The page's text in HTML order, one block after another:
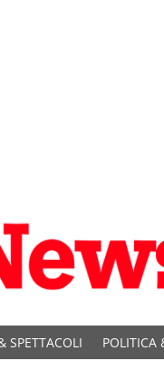
SPETTACOLI POLITICA